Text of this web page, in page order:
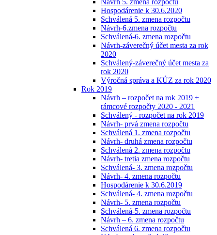
Návrh 5. zmena rozpočtu
Hospodárenie k 30.6.2020
Schválená 5. zmena rozpočtu
Návrh-6.zmena rozpočtu
Schválená-6. zmena rozpočtu
Návrh-záverečný účet mesta za rok
2020
Schválený-záverečný účet mesta za
rok 2020
Výročná správa a KÚZ za rok 2020
Rok 2019
Návrh – rozpočet na rok 2019 +
rámcové rozpočty 2020 - 2021
Schválený - rozpočet na rok 2019
Návrh- prvá zmena rozpočtu
Schválená 1. zmena rozpočtu
Návrh- druhá zmena rozpočtu
Schválená 2. zmena rozpočtu
Návrh- tretia zmena rozpočtu
Schválená- 3. zmena rozpočtu
Návrh- 4. zmena rozpočtu
Hospodárenie k 30.6.2019
Schválená- 4. zmena rozpočtu
Návrh- 5. zmena rozpočtu
Schválená-5. zmena rozpočtu
Návrh – 6. zmena rozpočtu
Schválená 6. zmena rozpočtu